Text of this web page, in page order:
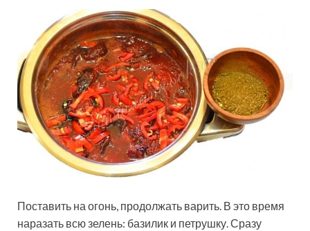
Поставить на огонь, продолжать варить. В это время
наразать всю зелень: базилик и петрушку. Сразу